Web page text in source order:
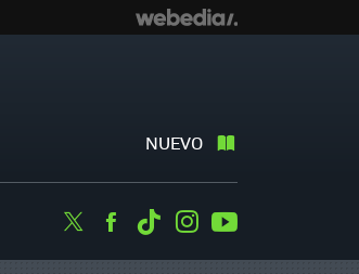
NUEVO
TwitterFacebook
TiktokInstagram